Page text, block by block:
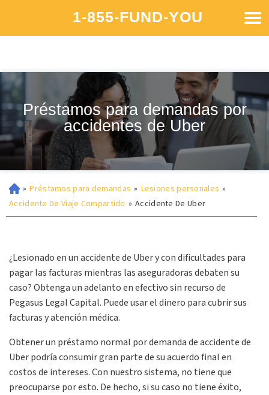
1-855-FUND-YOU
Préstamos para demandas por
accidentes de Uber
» Préstamos para demandas » Lesiones personales »
Accidente De Viaje Compartido » Accidente De Uber
¿Lesionado en un accidente de Uber y con dificultades para
pagar las facturas mientras las aseguradoras debaten su
caso? Obtenga un adelanto en efectivo sin recurso de
Pegasus Legal Capital. Puede usar el dinero para cubrir sus
facturas y atención médica.
Obtener un préstamo normal por demanda de accidente de
Uber podría consumir gran parte de su acuerdo final en
costos de intereses. Con nuestro sistema, no tiene que
preocuparse por esto. De hecho, si su caso no tiene éxito,